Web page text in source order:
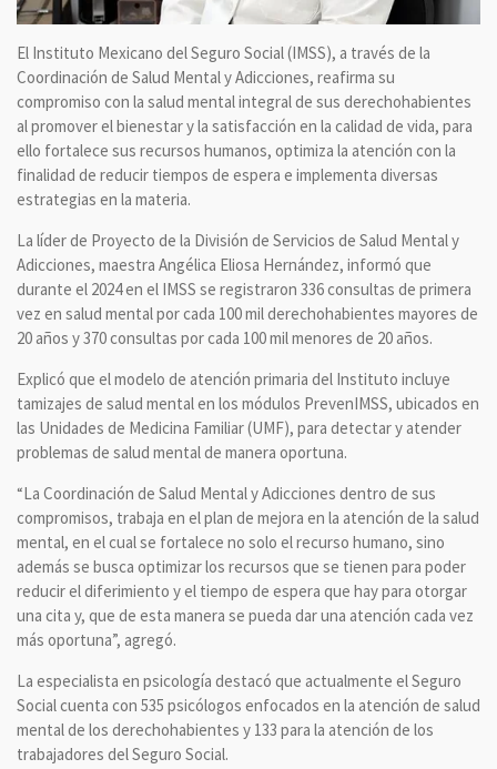
El Instituto Mexicano del Seguro Social (IMSS), a través de la
Coordinación de Salud Mental y Adicciones, reafirma su
compromiso con la salud mental integral de sus derechohabientes
al promover el bienestar y la satisfacción en la calidad de vida, para
ello fortalece sus recursos humanos, optimiza la atención con la
finalidad de reducir tiempos de espera e implementa diversas
estrategias en la materia.
La líder de Proyecto de la División de Servicios de Salud Mental y
Adicciones, maestra Angélica Eliosa Hernández, informó que
durante el 2024 en el IMSS se registraron 336 consultas de primera
vez en salud mental por cada 100 mil derechohabientes mayores de
20 años y 370 consultas por cada 100 mil menores de 20 años.
Explicó que el modelo de atención primaria del Instituto incluye
tamizajes de salud mental en los módulos PrevenIMSS, ubicados en
las Unidades de Medicina Familiar (UMF), para detectar y atender
problemas de salud mental de manera oportuna.
“La Coordinación de Salud Mental y Adicciones dentro de sus
compromisos, trabaja en el plan de mejora en la atención de la salud
mental, en el cual se fortalece no solo el recurso humano, sino
además se busca optimizar los recursos que se tienen para poder
reducir el diferimiento y el tiempo de espera que hay para otorgar
una cita y, que de esta manera se pueda dar una atención cada vez
más oportuna”, agregó.
La especialista en psicología destacó que actualmente el Seguro
Social cuenta con 535 psicólogos enfocados en la atención de salud
mental de los derechohabientes y 133 para la atención de los
trabajadores del Seguro Social.